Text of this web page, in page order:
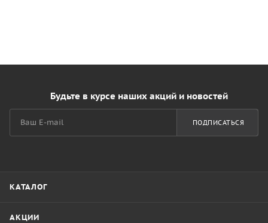
Будьте в курсе наших акций и новостей
ПОДПИСАТЬСЯ
КАТАЛОГ
АКЦИИ